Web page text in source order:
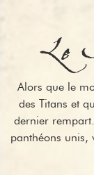
Le
Alors que le
des Titans et
dernier
panthéons unis,